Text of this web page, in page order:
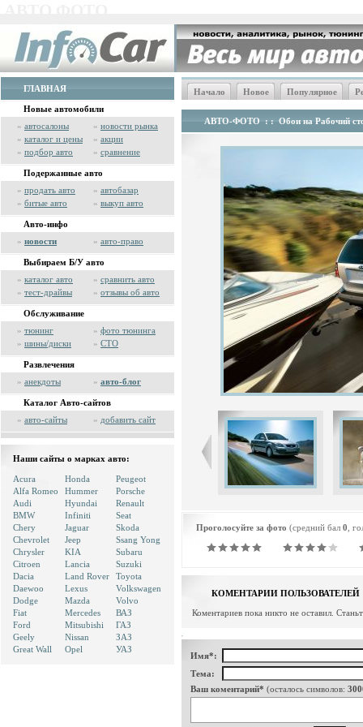
ГЛАВНАЯ
Новые автомобили
» автосалоны » новости рынка
» каталог и цены » акции
» подбор авто » сравнение
Подержанные авто
» продать авто » автобазар
» битые авто » выкуп авто
Авто-инфо
» новости » авто-право
Выбираем Б/У авто
» каталог авто » сравнить авто
» тест-драйвы » отзывы об авто
Обслуживание
» тюнинг » фото тюнинга
» шины/диски » СТО
Развлечения
» анекдоты » авто-блог
Каталог Авто-сайтов
» авто-сайты » добавить сайт
Наши сайты о марках авто:
Acura
Alfa Romeo
Audi
BMW
Chery
Chevrolet
Chrysler
Citroen
Dacia
Daewoo
Dodge
Fiat
Ford
Geely
Great Wall
Honda
Hummer
Hyundai
Infiniti
Jaguar
Jeep
KIA
Lancia
Land Rover
Lexus
Mazda
Mercedes
Mitsubishi
Nissan
Opel
Peugeot
Porsche
Renault
Seat
Skoda
Ssang Yong
Subaru
Suzuki
Toyota
Volkswagen
Volvo
ВАЗ
ГАЗ
ЗАЗ
УАЗ
Начало Новое Популярное
АВТО-ФОТО : : Обои на Рабочий
Проголосуйте за фото (средний бал 0 ,
КОМЕНТАРИИ ПОЛЬЗОВАТЕЛЕЙ
Коментариев пока никто не оставил.
Имя*:
Тема:
Ваш коментарий* (осталось символов: